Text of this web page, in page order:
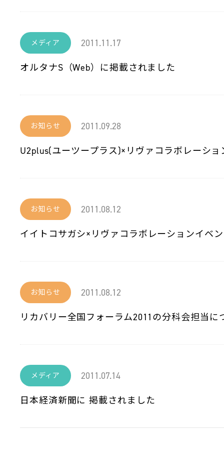
メディア 2011.11.17
オルタナS（Web）に掲載されました
お知らせ 2011.09.28
U2plus(ユーツープラス)×リヴァコラボレーシ
お知らせ 2011.08.12
イイトコサガシ×リヴァコラボレーションイベ
お知らせ 2011.08.12
リカバリー全国フォーラム2011の分科会担当に
メディア 2011.07.14
日本経済新聞に 掲載されました